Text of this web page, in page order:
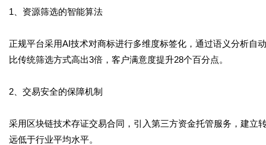
1、资源筛选的智能算法
正规平台采用AI技术对商标进行多维度标签化，通过语义分析自
比传统筛选方式高出3倍，客户满意度提升28个百分点。
2、交易安全的保障机制
采用区块链技术存证交易合同，引入第三方资金托管服务，建立
远低于行业平均水平。